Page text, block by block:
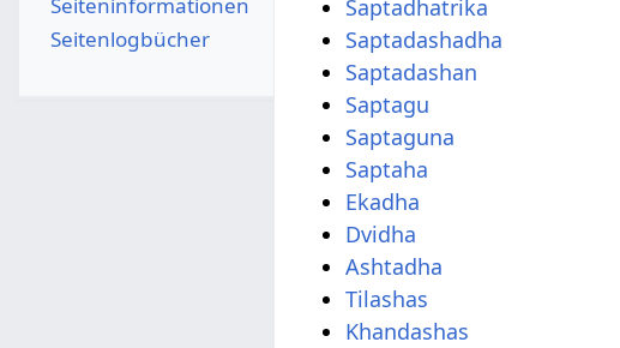
Saptadhatrika
Saptadashadha
Saptadashan
Saptagu
Saptaguna
Saptaha
Ekadha
Dvidha
Ashtadha
Tilashas
Khandashas
Seitenlogbücher